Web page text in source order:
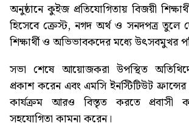
অনুষ্ঠানে কুইজ প্রতিযোগিতায় বিজয়ী
হিসেবে ক্রেস্ট, নগদ অর্থ ও সনদপত্র তুলে
শিক্ষার্থী ও অভিভাবকদের মধ্যে উৎসবমুখর
সভা শেষে আয়োজকরা উপস্থিত
প্রকাশ করেন এবং এমসি ইনস্টিটিউট
কার্যক্রম আরও বিস্তৃত করতে প্রবাসী
সহযোগিতা কামনা করেন।